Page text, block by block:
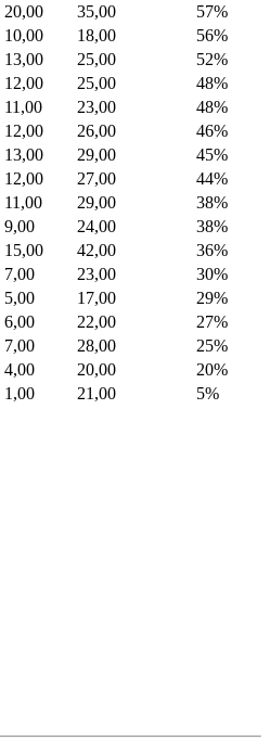
20,00 35,00
57%
10,00 18,00
56%
13,00 25,00
52%
12,00 25,00
48%
11,00 23,00
48%
12,00 26,00
46%
13,00 29,00
45%
12,00 27,00
44%
11,00 29,00
38%
9,00 24,00
38%
15,00 42,00
36%
7,00 23,00
30%
5,00 17,00
29%
6,00 22,00
27%
7,00 28,00
25%
4,00 20,00
20%
1,00 21,00
5%